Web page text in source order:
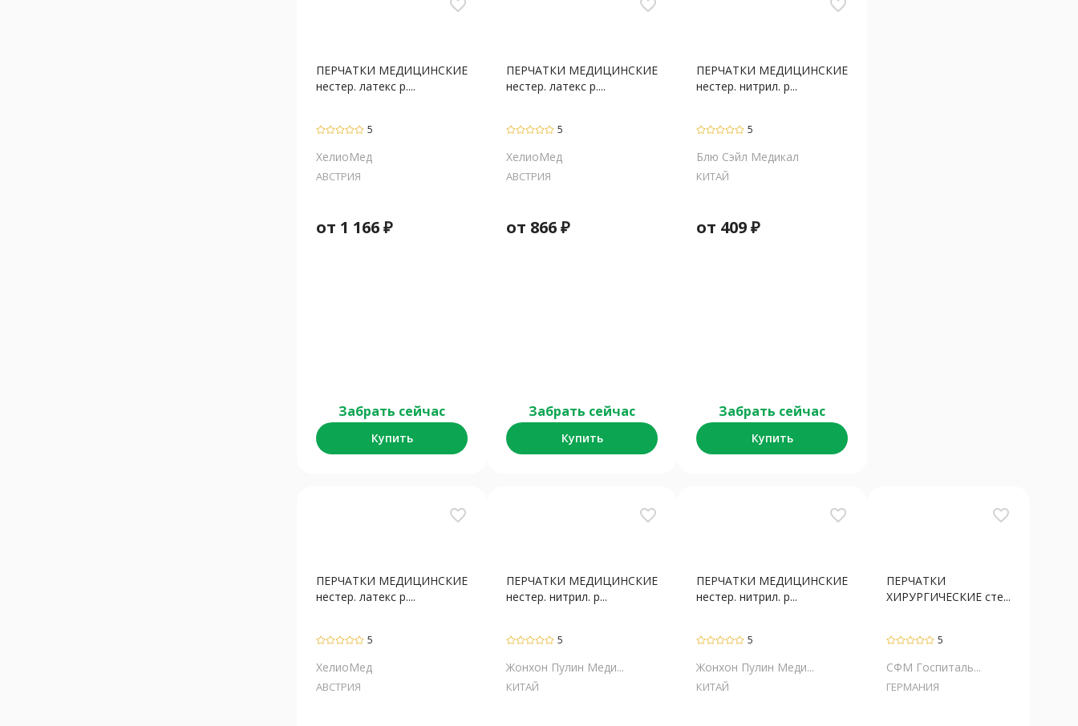
favorite_border
ПЕРЧАТКИ МЕДИЦИНСКИЕ
нестер. латекс р....
5
ХелиоМед
АВСТРИЯ
от 1 166₽
Забрать сейчас
Купить
favorite_border
ПЕРЧАТКИ МЕДИЦИНСКИЕ
нестер. латекс р....
5
ХелиоМед
АВСТРИЯ
от 866₽
Забрать сейчас
Купить
favorite_border
ПЕРЧАТКИ МЕДИЦИНСКИЕ
нестер. нитрил. р...
5
Блю Сэйл Медикал
КИТАЙ
от 409₽
Забрать сейчас
Купить
favorite_border
ПЕРЧАТКИ МЕДИЦИНСКИЕ
нестер. латекс р....
5
ХелиоМед
АВСТРИЯ
favorite_border
ПЕРЧАТКИ МЕДИЦИНСКИЕ
нестер. нитрил. р...
5
Жонхон Пулин Меди...
КИТАЙ
favorite_border
ПЕРЧАТКИ МЕДИЦИНСКИЕ
нестер. нитрил. р...
5
Жонхон Пулин Меди...
КИТАЙ
favorite_border
ПЕРЧАТКИ
ХИРУРГИЧЕСКИЕ сте...
5
СФМ Госпиталь...
ГЕРМАНИЯ